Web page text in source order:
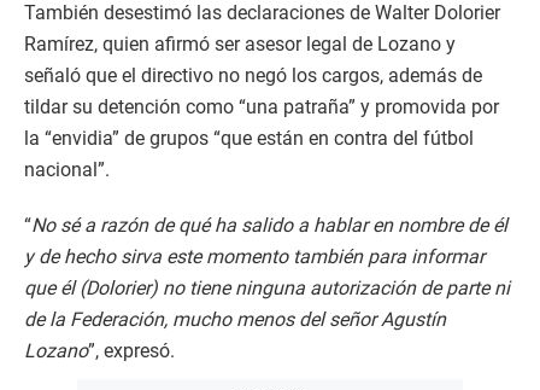
También desestimó las declaraciones de Walter Dolorier
Ramírez, quien afirmó ser asesor legal de Lozano y
señaló que el directivo no negó los cargos, además de
tildar su detención como “una patraña” y promovida por
la “envidia” de grupos “que están en contra del fútbol
nacional”.
“No sé a razón de qué ha salido a hablar en nombre de él
y de hecho sirva este momento también para informar
que él (Dolorier) no tiene ninguna autorización de parte ni
de la Federación, mucho menos del señor Agustín
Lozano”, expresó.